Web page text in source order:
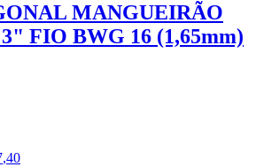
MANGUEIRÃO
FIO BWG 16 (1,65mm)
,40